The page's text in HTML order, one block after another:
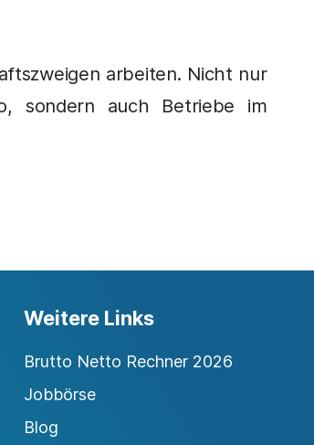
arbeiten. Nicht nur
sondern auch Betriebe im
Weitere Links
Brutto Netto Rechner 2026
Jobbörse
Blog